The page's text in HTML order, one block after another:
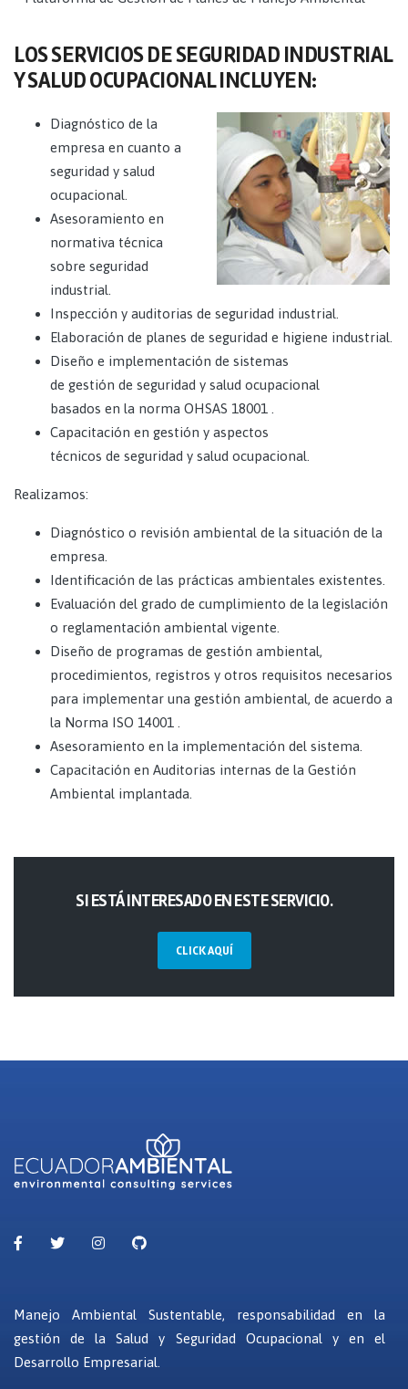
LOS SERVICIOS DE SEGURIDAD INDUSTRIAL
Y SALUD OCUPACIONAL INCLUYEN:
Diagnóstico de la
empresa en cuanto a
seguridad y salud
ocupacional.
Asesoramiento en
normativa técnica
sobre seguridad
industrial.
Inspección y auditorias de seguridad industrial.
Elaboración de planes de seguridad e higiene industrial.
Diseño e implementación de sistemas
de gestión de seguridad y salud ocupacional
basados en la norma OHSAS 18001 .
Capacitación en gestión y aspectos
técnicos de seguridad y salud ocupacional.
Realizamos:
Diagnóstico o revisión ambiental de la situación de la
empresa.
Identificación de las prácticas ambientales existentes.
Evaluación del grado de cumplimiento de la legislación
o reglamentación ambiental vigente.
Diseño de programas de gestión ambiental,
procedimientos, registros y otros requisitos necesarios
para implementar una gestión ambiental, de acuerdo a
la Norma ISO 14001 .
Asesoramiento en la implementación del sistema.
Capacitación en Auditorias internas de la Gestión
Ambiental implantada.
SI ESTÁ INTERESADO EN ESTE SERVICIO.
CLICK AQUÍ
Manejo Ambiental Sustentable, responsabilidad en la
gestión de la Salud y Seguridad Ocupacional y en el
Desarrollo Empresarial.